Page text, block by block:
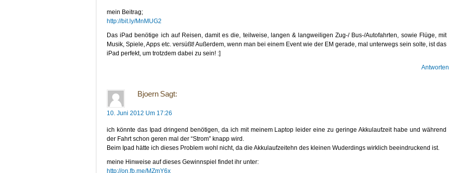
mein Beitrag;
http://bit.ly/MnMUG2
Das iPad benötige ich auf Reisen, damit es die, teilweise, langen & langweiligen Zug-/ Bus-/Autofahrten, sowie Flüge, mit
Musik, Spiele, Apps etc. versüßt! Außerdem, wenn man bei einem Event wie der EM gerade, mal unterwegs sein solte, ist das
iPad perfekt, um trotzdem dabei zu sein! :]
Antworten
Bjoern Sagt:
10. Juni 2012 Um 17:26
ich könnte das Ipad dringend benötigen, da ich mit meinem Laptop leider eine zu geringe Akkulaufzeit habe und während
der Fahrt schon geren mal der “Strom” knapp wird.
Beim Ipad hätte ich dieses Problem wohl nicht, da die Akkulaufzeitehn des kleinen Wuderdings wirklich beeindruckend ist.
meine Hinweise auf dieses Gewinnspiel findet ihr unter:
http://on.fb.me/MZmY6x